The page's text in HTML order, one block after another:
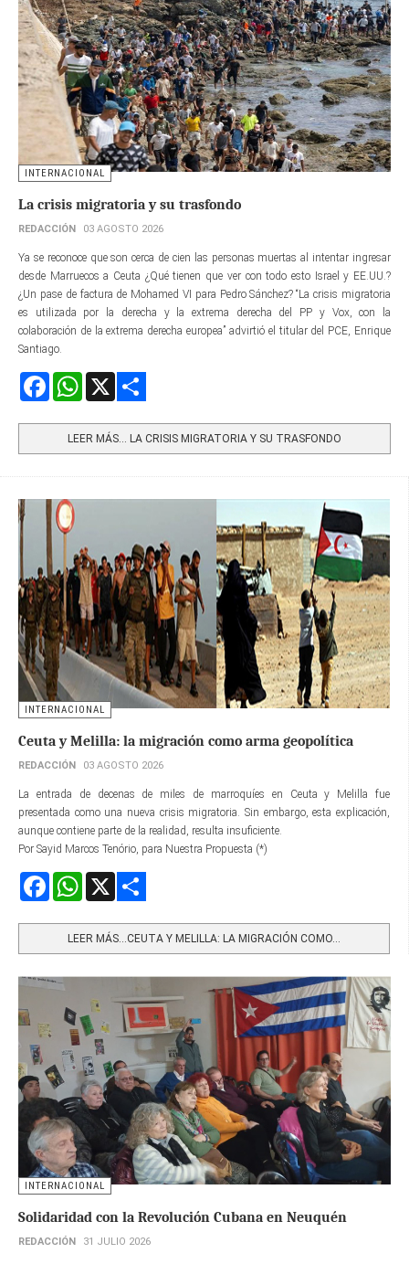
INTERNACIONAL
La crisis migratoria y su trasfondo
REDACCIÓN 03 AGOSTO 2026
Ya se reconoce que son cerca de cien las personas muertas al intentar ingresar
desde Marruecos a Ceuta ¿Qué tienen que ver con todo esto Israel y EE.UU.?
¿Un pase de factura de Mohamed VI para Pedro Sánchez? “La crisis migratoria
es utilizada por la derecha y la extrema derecha del PP y Vox, con la
colaboración de la extrema derecha europea” advirtió el titular del PCE, Enrique
Santiago.
FacebookWhatsApp
LEER MÁS… LA CRISIS MIGRATORIA Y SU TRASFONDO
INTERNACIONAL
Ceuta y Melilla: la migración como arma geopolítica
REDACCIÓN 03 AGOSTO 2026
La entrada de decenas de miles de marroquíes en Ceuta y Melilla fue
presentada como una nueva crisis migratoria. Sin embargo, esta explicación,
aunque contiene parte de la realidad, resulta insuficiente.
Por Sayid Marcos Tenório, para Nuestra Propuesta (*)
FacebookWhatsApp
LEER MÁS…CEUTA Y MELILLA: LA MIGRACIÓN COMO...
INTERNACIONAL
Solidaridad con la Revolución Cubana en Neuquén
REDACCIÓN 31 JULIO 2026